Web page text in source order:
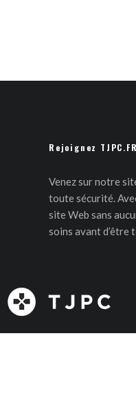
Rejoignez
Venez sur notre
toute sécurité.
site Web sans
soins avant d’être